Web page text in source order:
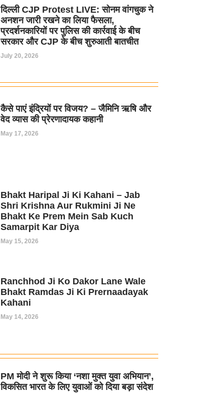
दिल्ली CJP Protest LIVE: सोनम वांगचुक ने
अनशन जारी रखने का लिया फैसला,
प्रदर्शनकारियों पर पुलिस की कार्रवाई के बीच
सरकार और CJP के बीच शुरुआती बातचीत
July 20, 2026
कैसे पाएं इंद्रियों पर विजय? – जैमिनि ऋषि और
वेद व्यास की प्रेरणादायक कहानी
May 17, 2026
Bhakt Haripal Ji Ki Kahani – Jab
Shri Krishna Aur Rukmini Ji Ne
Bhakt Ke Prem Mein Sab Kuch
Samarpit Kar Diya
May 15, 2026
Ranchhod Ji Ko Dakor Lane Wale
Bhakt Ramdas Ji Ki Prernaadayak
Kahani
May 14, 2026
PM मोदी ने शुरू किया ‘नशा मुक्त युवा अभियान’,
विकसित भारत के लिए युवाओं को दिया बड़ा संदेश